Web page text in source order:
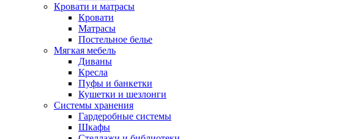
Кровати и матрасы
Кровати
Матрасы
Постельное белье
Мягкая мебель
Диваны
Кресла
Пуфы и банкетки
Кушетки и шезлонги
Системы хранения
Гардеробные системы
Шкафы